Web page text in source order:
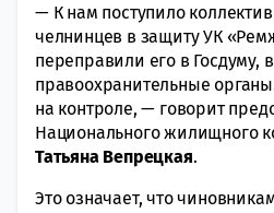
— К нам поступило
челнинцев в защиту УК
переправили его в Госдуму,
правоохранительные
на контроле, — говорит
Национального жилищного
Татьяна Вепрецкая.
Это означает, что